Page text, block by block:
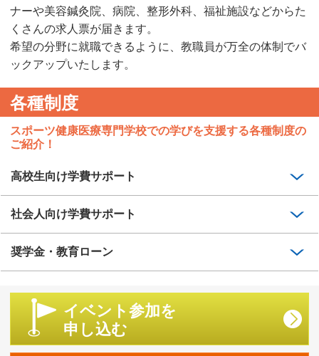
ナーや美容鍼灸院、病院、整形外科、福祉施設などからた
くさんの求人票が届きます。
希望の分野に就職できるように、教職員が万全の体制でバ
ックアップいたします。
各種制度
スポーツ健康医療専門学校での学びを支援する各種制度の
ご紹介！
高校生向け学費サポート
社会人向け学費サポート
奨学金・教育ローン
イベント参加を
申し込む